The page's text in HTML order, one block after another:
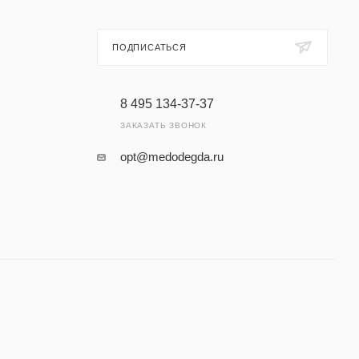
ПОДПИСАТЬСЯ
8 495 134-37-37
ЗАКАЗАТЬ ЗВОНОК
opt@medodegda.ru